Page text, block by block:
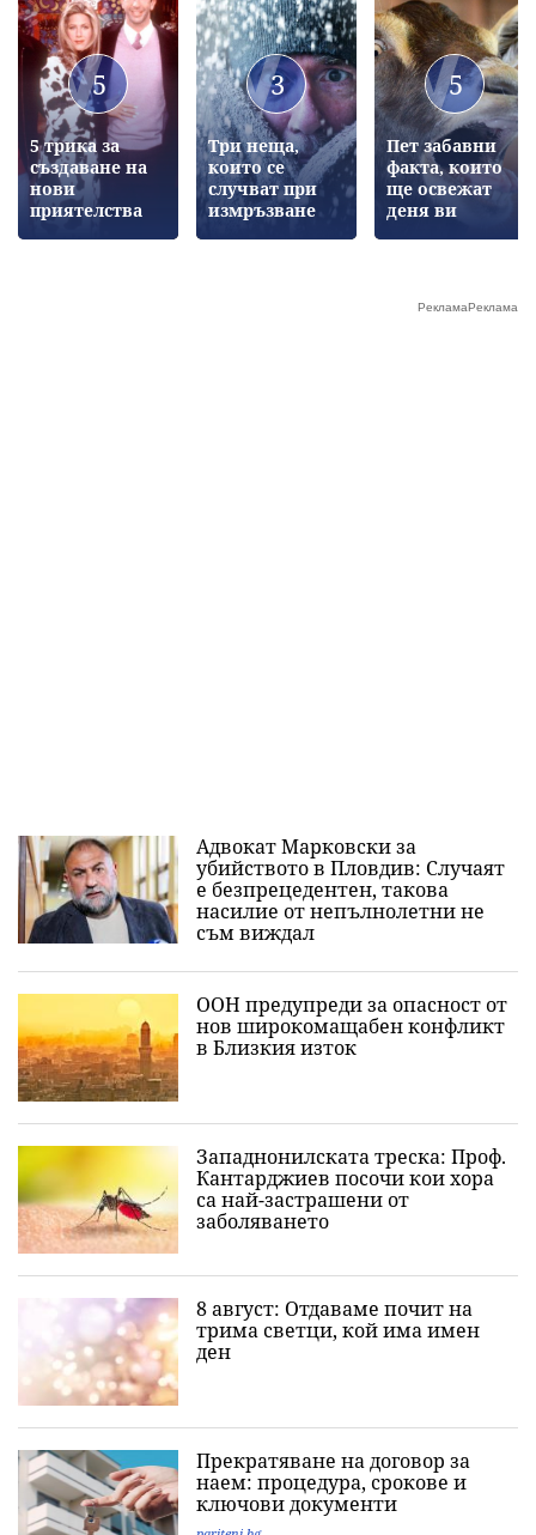
5
5 трика за
създаване на
нови
приятелства
3
Три неща,
които се
случват при
измръзване
5
Пет забавни
факта, които
ще освежат
деня ви
Адвокат Марковски за
убийството в Пловдив: Случаят
е безпрецедентен, такова
насилие от непълнолетни не
съм виждал
ООН предупреди за опасност от
нов широкомащабен конфликт
в Близкия изток
Западнонилската треска: Проф.
Кантарджиев посочи кои хора
са най-застрашени от
заболяването
8 август: Отдаваме почит на
трима светци, кой има имен
ден
Прекратяване на договор за
наем: процедура, срокове и
ключови документи